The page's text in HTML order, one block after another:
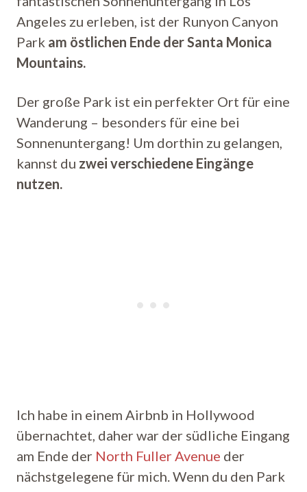
Angeles zu erleben, ist der Runyon Canyon
Park am östlichen Ende der Santa Monica
Mountains.
Der große Park ist ein perfekter Ort für eine
Wanderung – besonders für eine bei
Sonnenuntergang! Um dorthin zu gelangen,
kannst du zwei verschiedene Eingänge
nutzen.
Ich habe in einem Airbnb in Hollywood
übernachtet, daher war der südliche Eingang
am Ende der North Fuller Avenue der
nächstgelegene für mich. Wenn du den Park